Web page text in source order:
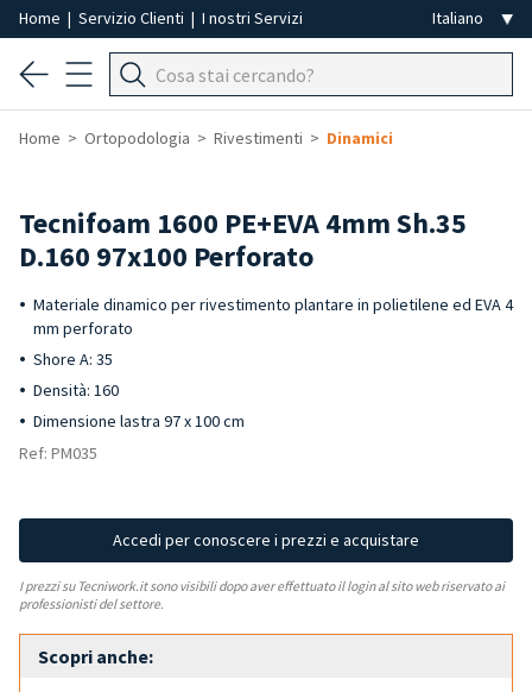
Home | Servizio Clienti | I nostri Servizi
Home Ortopodologia Rivestimenti Dinamici
Tecnifoam 1600 PE+EVA 4mm Sh.35
D.160 97x100 Perforato
Materiale dinamico per rivestimento plantare in polietilene ed EVA 4
mm perforato
Shore A: 35
Densità: 160
Dimensione lastra 97 x 100 cm
Ref: PM035
Accedi per conoscere i prezzi e acquistare
I prezzi su Tecniwork.it sono visibili dopo aver effettuato il login al sito web riservato ai
professionisti del settore.
Scopri anche: